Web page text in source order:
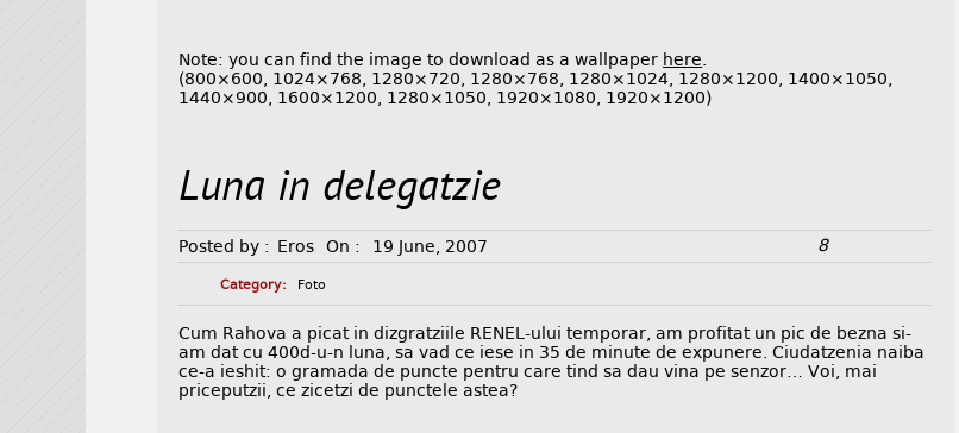
Note: you can find the image to download as a wallpaper here
(800×600, 1024×768, 1280×720, 1280×768, 1280×1024, 1280×1200, 1400×1050,
1440×900, 1600×1200, 1280×1050, 1920×1080, 1920×1200)
Luna in delegatzie
Posted by : Eros On : 19 June, 2007 8
Category: Foto
Cum Rahova a picat in dizgratziile RENEL-ului temporar, am profitat un pic de bezna si-
am dat cu 400d-u-n luna, sa vad ce iese in 35 de minute de expunere. Ciudatzenia naiba
ce-a ieshit: o gramada de puncte pentru care tind sa dau vina pe senzor… Voi, mai
priceputzii, ce zicetzi de punctele astea?